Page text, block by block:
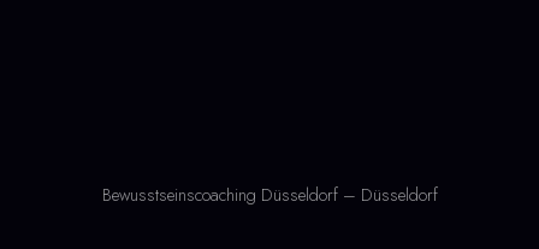
Bewusstseinscoaching Düsseldorf – Düsseldorf